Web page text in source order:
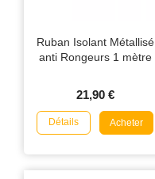
Ruban Isolant Métallisé
anti Rongeurs 1 mètre
21,90 €
Détails Acheter